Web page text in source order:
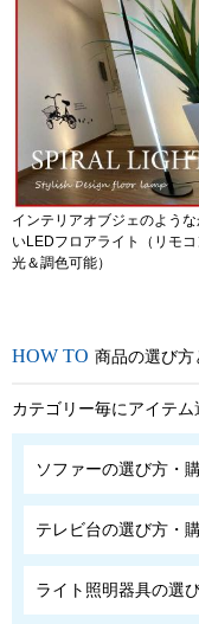
インテリアオブジェのよう
いLEDフロアライト（リモ
光＆調色可能）
商品の選び方
カテゴリー毎にアイテ
ソファーの選び方・
テレビ台の選び方・
ライト照明器具の選